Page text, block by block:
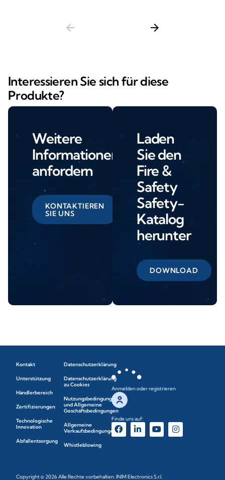
arrow_back arrow_forward
Interessieren Sie sich für diese
Produkte?
Weitere
Informationen
anfordern
KONTAKTIEREN
SIE UNS
Laden
Sie den
Fire &
Safety
Safety-
Katalog
herunter
DOWNLOAD
Kontakt
Unterstützung
Händlerbereich
Zertifizierungen
Technologische
Innovation
Abfallentsorgung
Datenschutzerklärung
Datenschutzerklärung
zu Cookies
Nutzungsbedingungen
und Allgemeine
Geschäftsbedingungen
Allgemeine
Verkaufsbedingungen
Whistleblowing
Anmelden oder registrieren
Finde uns auf:
Copyright © 2026 Alle Rechte vorbehalten. INIM Electronics S.r.l.